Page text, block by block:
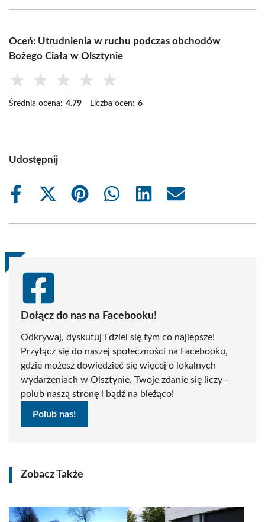
Oceń: Utrudnienia w ruchu podczas obchodów
Bożego Ciała w Olsztynie
★ ★ ★ ★ ★
Średnia ocena: 4.79 Liczba ocen: 6
Udostępnij
Share
Share
(Twitter)
Share
Share
Share
Share
Dołącz do nas na Facebooku!
Odkrywaj, dyskutuj i dziel się tym co najlepsze!
Przyłącz się do naszej społeczności na Facebooku,
gdzie możesz dowiedzieć się więcej o lokalnych
wydarzeniach w Olsztynie. Twoje zdanie się liczy -
polub naszą stronę i bądź na bieżąco!
Polub nas!
Zobacz Także